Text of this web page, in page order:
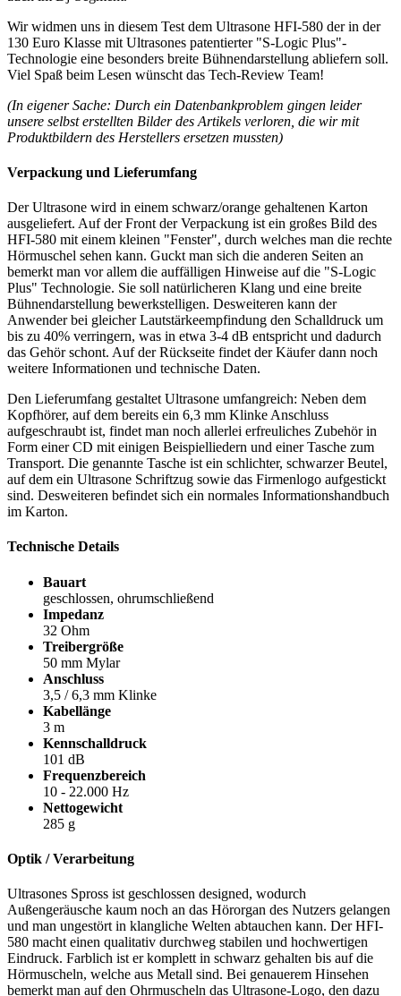
Wir widmen uns in diesem Test dem Ultrasone HFI-580 der in der
130 Euro Klasse mit Ultrasones patentierter "S-Logic Plus"-
Technologie eine besonders breite Bühnendarstellung abliefern soll.
Viel Spaß beim Lesen wünscht das Tech-Review Team!
(In eigener Sache: Durch ein Datenbankproblem gingen leider
unsere selbst erstellten Bilder des Artikels verloren, die wir mit
Produktbildern des Herstellers ersetzen mussten)
Verpackung und Lieferumfang
Der Ultrasone wird in einem schwarz/orange gehaltenen Karton
ausgeliefert. Auf der Front der Verpackung ist ein großes Bild des
HFI-580 mit einem kleinen "Fenster", durch welches man die rechte
Hörmuschel sehen kann. Guckt man sich die anderen Seiten an
bemerkt man vor allem die auffälligen Hinweise auf die "S-Logic
Plus" Technologie. Sie soll natürlicheren Klang und eine breite
Bühnendarstellung bewerkstelligen. Desweiteren kann der
Anwender bei gleicher Lautstärkeempfindung den Schalldruck um
bis zu 40% verringern, was in etwa 3-4 dB entspricht und dadurch
das Gehör schont. Auf der Rückseite findet der Käufer dann noch
weitere Informationen und technische Daten.
Den Lieferumfang gestaltet Ultrasone umfangreich: Neben dem
Kopfhörer, auf dem bereits ein 6,3 mm Klinke Anschluss
aufgeschraubt ist, findet man noch allerlei erfreuliches Zubehör in
Form einer CD mit einigen Beispielliedern und einer Tasche zum
Transport. Die genannte Tasche ist ein schlichter, schwarzer Beutel,
auf dem ein Ultrasone Schriftzug sowie das Firmenlogo aufgestickt
sind. Desweiteren befindet sich ein normales Informationshandbuch
im Karton.
Technische Details
Bauart
geschlossen, ohrumschließend
Impedanz
32 Ohm
Treibergröße
50 mm Mylar
Anschluss
3,5 / 6,3 mm Klinke
Kabellänge
3 m
Kennschalldruck
101 dB
Frequenzbereich
10 - 22.000 Hz
Nettogewicht
285 g
Optik / Verarbeitung
Ultrasones Spross ist geschlossen designed, wodurch
Außengeräusche kaum noch an das Hörorgan des Nutzers gelangen
und man ungestört in klangliche Welten abtauchen kann. Der HFI-
580 macht einen qualitativ durchweg stabilen und hochwertigen
Eindruck. Farblich ist er komplett in schwarz gehalten bis auf die
Hörmuscheln, welche aus Metall sind. Bei genauerem Hinsehen
bemerkt man auf den Ohrmuscheln das Ultrasone-Logo, den dazu